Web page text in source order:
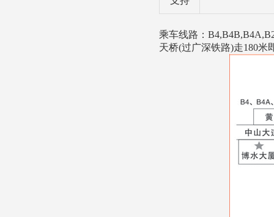
乘车线路：
天桥(过广深铁路)走180米